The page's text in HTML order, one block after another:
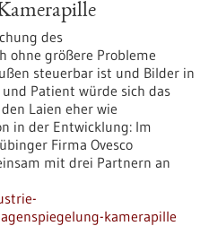
des
ohne größere Probleme
steuerbar ist und Bilder in
Patient würde sich das
Laien eher wie
in der Entwicklung: Im
Firma Ovesco
mit drei Partnern an
kamerapille